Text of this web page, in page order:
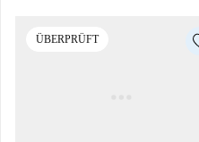
ÜBERPRÜFT